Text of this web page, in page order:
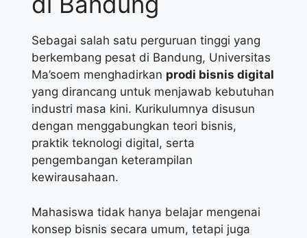
Sebagai salah satu perguruan tinggi yang
berkembang pesat di Bandung, Universitas
Ma’soem menghadirkan prodi bisnis digital
yang dirancang untuk menjawab kebutuhan
industri masa kini. Kurikulumnya disusun
dengan menggabungkan teori bisnis,
praktik teknologi digital, serta
pengembangan keterampilan
kewirausahaan.
Mahasiswa tidak hanya belajar mengenai
konsep bisnis secara umum, tetapi juga